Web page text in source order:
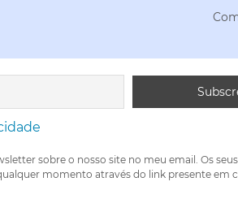
sobre o nosso site no meu email. Os
momento através do link presente em